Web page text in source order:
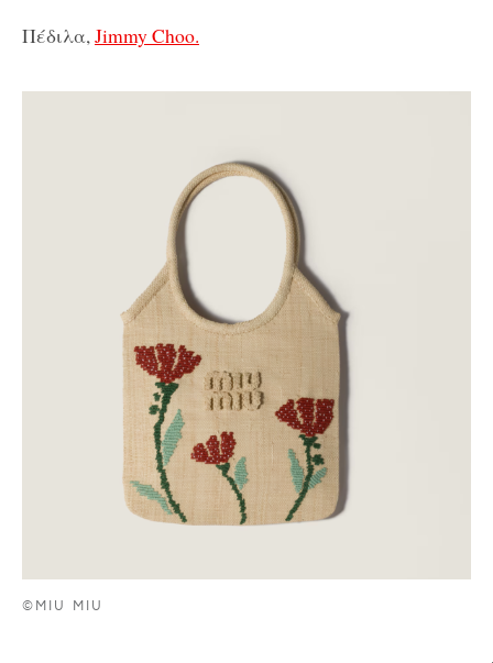
Πέδιλα, Jimmy Choo.
©MIU MIU